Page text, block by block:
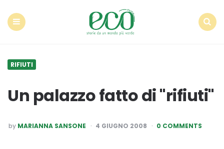
RIFIUTI
Un palazzo fatto di "rifiuti"
POSTED
BY
by MARIANNA SANSONE 4 GIUGNO 2008 0 COMMENTS